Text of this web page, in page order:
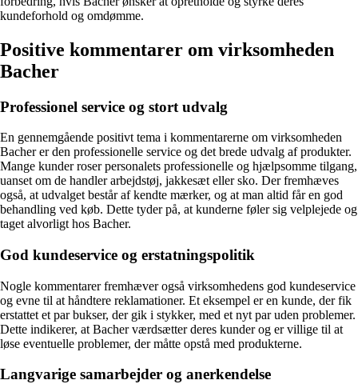
kundeforhold og omdømme.
Positive kommentarer om virksomheden
Bacher
Professionel service og stort udvalg
En gennemgående positivt tema i kommentarerne om virksomheden
Bacher er den professionelle service og det brede udvalg af produkter.
Mange kunder roser personalets professionelle og hjælpsomme tilgang,
uanset om de handler arbejdstøj, jakkesæt eller sko. Der fremhæves
også, at udvalget består af kendte mærker, og at man altid får en god
behandling ved køb. Dette tyder på, at kunderne føler sig velplejede og
taget alvorligt hos Bacher.
God kundeservice og erstatningspolitik
Nogle kommentarer fremhæver også virksomhedens god kundeservice
og evne til at håndtere reklamationer. Et eksempel er en kunde, der fik
erstattet et par bukser, der gik i stykker, med et nyt par uden problemer.
Dette indikerer, at Bacher værdsætter deres kunder og er villige til at
løse eventuelle problemer, der måtte opstå med produkterne.
Langvarige samarbejder og anerkendelse